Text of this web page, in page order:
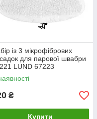
із 3 мікрофібрових
для парової швабри
LUND 67223
₴
Купити